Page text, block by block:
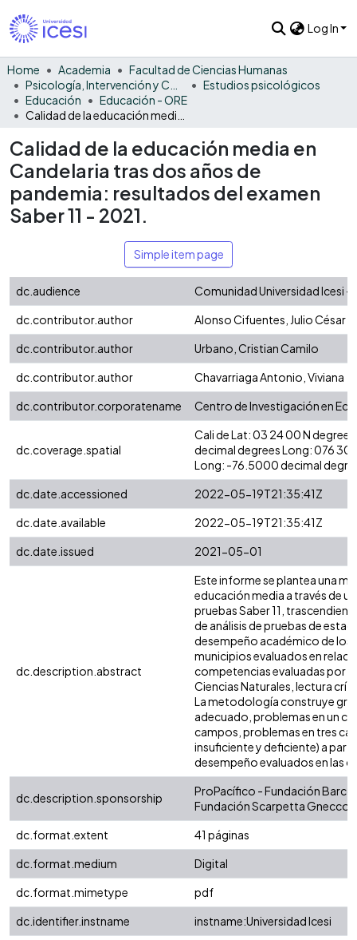
Log In
Home Academia
Facultad de Ciencias Humanas
Estudios psicológicos
Educación
Educación - ORE
Calidad de la educación media en
Candelaria tras dos años de
pandemia: resultados del examen
Saber 11 - 2021.
Simple item page
dc.audience
Comunidad Universidad Icesi -
dc.contributor.author
Alonso Cifuentes, Julio César
dc.contributor.author
Urbano, Cristian Camilo
dc.contributor.author
Chavarriaga Antonio, Viviana
dc.contributor.corporatename
Centro de Investigación en
dc.coverage.spatial
Cali de Lat: 03 24 00 N
decimal degrees Long: 076 30
Long: -76.5000 decimal
dc.date.accessioned
2022-05-19T21:35:41Z
dc.date.available
2022-05-19T21:35:41Z
dc.date.issued
2021-05-01
dc.description.abstract
Este informe se plantea una
educación media a través de
pruebas Saber 11,
de análisis de pruebas de
desempeño académico de los
municipios evaluados en
competencias evaluadas por
Ciencias Naturales, lectura
La metodología construye
adecuado, problemas en un
campos, problemas en tres
insuficiente y deficiente) a
desempeño evaluados en las
dc.description.sponsorship
ProPacífico - Fundación
Fundación Scarpetta Gnecco
dc.format.extent
41 páginas
dc.format.medium
Digital
dc.format.mimetype
pdf
dc.identifier.instname
instname:Universidad Icesi